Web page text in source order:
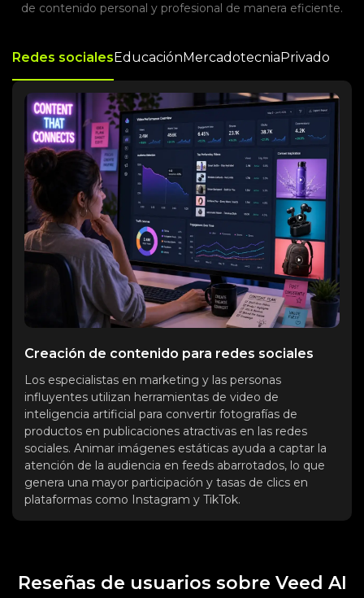
de contenido personal y profesional de manera eficiente.
Redes socialesEducaciónMercadotecniaPrivado
Creación de contenido para redes sociales
Los especialistas en marketing y las personas
influyentes utilizan herramientas de video de
inteligencia artificial para convertir fotografías de
productos en publicaciones atractivas en las redes
sociales. Animar imágenes estáticas ayuda a captar la
atención de la audiencia en feeds abarrotados, lo que
genera una mayor participación y tasas de clics en
plataformas como Instagram y TikTok.
Reseñas de usuarios sobre Veed AI